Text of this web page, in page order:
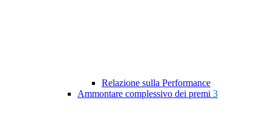
Relazione sulla Performance
Ammontare complessivo dei premi 3